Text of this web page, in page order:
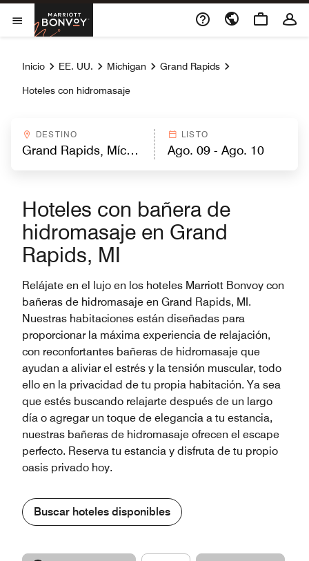
Skip to Content
Abrir el menú
Marriott Bonvoy
Inicio EE. UU. Míchigan Grand Rapids
Hoteles con hidromasaje
DESTINO LISTO
Hoteles con bañera de
hidromasaje en Grand
Rapids, MI
Relájate en el lujo en los hoteles Marriott Bonvoy con
bañeras de hidromasaje en Grand Rapids, MI.
Nuestras habitaciones están diseñadas para
proporcionar la máxima experiencia de relajación,
con reconfortantes bañeras de hidromasaje que
ayudan a aliviar el estrés y la tensión muscular, todo
ello en la privacidad de tu propia habitación. Ya sea
que estés buscando relajarte después de un largo
día o agregar un toque de elegancia a tu estancia,
nuestras bañeras de hidromasaje ofrecen el escape
perfecto. Reserva tu estancia y disfruta de tu propio
oasis privado hoy.
Buscar hoteles disponibles